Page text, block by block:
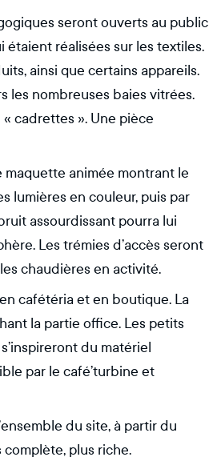
seront ouverts au public
réalisées sur les textiles.
ainsi que certains appareils.
les nombreuses baies vitrées.
cadrettes ». Une pièce
maquette animée montrant le
lumières en couleur, puis par
assourdissant pourra lui
Les trémies d’accès seront
chaudières en activité.
cafétéria et en boutique. La
la partie office. Les petits
du matériel
par le café’turbine et
du site, à partir du
plus riche.